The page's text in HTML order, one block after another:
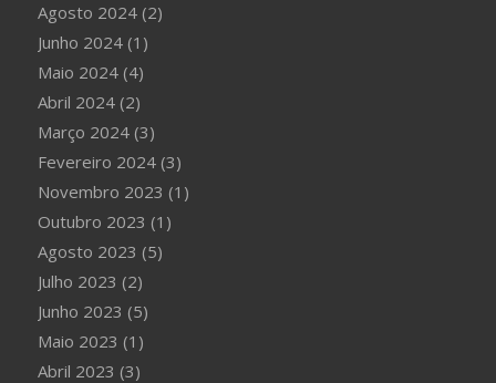
Agosto 2024(2)
Junho 2024(1)
Maio 2024(4)
Abril 2024(2)
Março 2024(3)
Fevereiro 2024(3)
Novembro 2023 (1)
Outubro 2023 (1)
Agosto 2023 (5)
Julho 2023 (2)
Junho 2023 (5)
Maio 2023 (1)
Abril 2023 (3)